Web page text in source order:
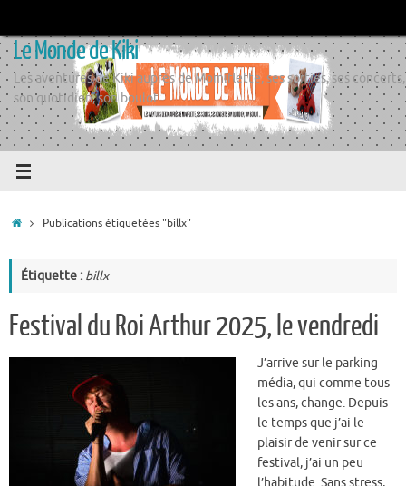
contenu
Le Monde de Kiki
Les aventures de Kiki auprès de Momiflette, ses sorties, ses concerts,
son quotidien, son boulot
AccueilPublications étiquetées "billx"
Étiquette : billx
Festival du Roi Arthur 2025, le vendredi
J’arrive sur le parking
média, qui comme tous
les ans, change. Depuis
le temps que j’ai le
plaisir de venir sur ce
festival, j’ai un peu
l’habitude. Sans stress,